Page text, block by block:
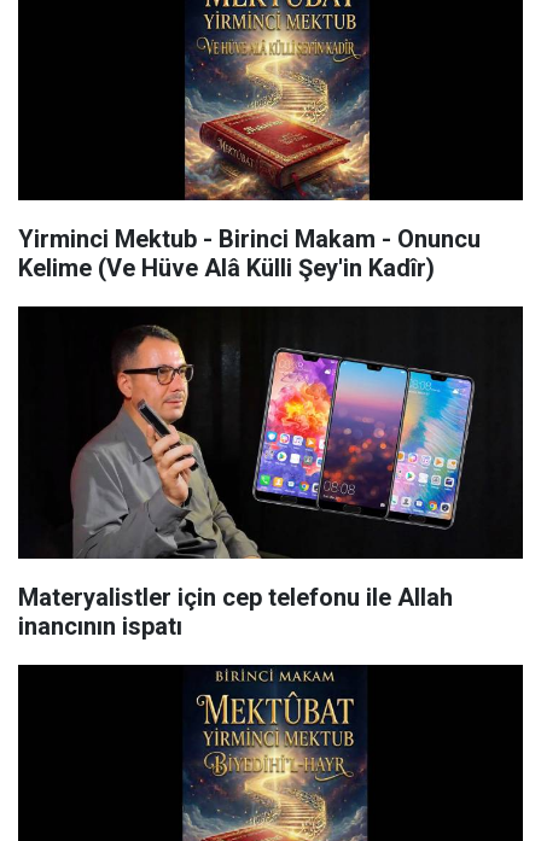
Yirminci Mektub - Birinci Makam - Onuncu
Kelime (Ve Hüve Alâ Külli Şey'in Kadîr)
Materyalistler için cep telefonu ile Allah
inancının ispatı